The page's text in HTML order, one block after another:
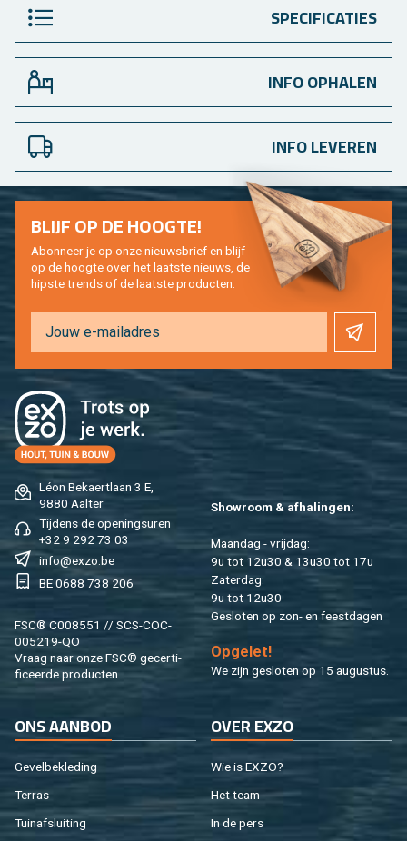
SPECIFICATIES
INFO OPHALEN
INFO LEVEREN
Léon Be­kaert­laan 3 E,
9880 Aal­ter
Tij­dens de ope­nings­uren
+32 9 292 73 03
info@​exzo.​be
BE 0688 738 206
FSC® C008551 // SCS-COC-
005219-QO
Vraag naar onze FSC® ge­cer­ti­
fi­ceer­de pro­duc­ten.
Show­room & af­ha­lin­gen:
Maan­dag - vrij­dag:
9u tot 12u30 & 13u30 tot 17u
Za­ter­dag:
9u tot 12u30
Ge­slo­ten op zon- en feest­da­gen
Op­ge­let!
We zijn ge­slo­ten op 15 au­gus­tus.
BLIJF OP DE HOOG­TE!
Abon­neer je op onze nieuws­brief en blijf
op de hoog­te over het laat­ste nieuws, de
hip­s­te trends of de laat­ste pro­duc­ten.
ONS AAN­BOD
Ge­vel­be­kle­ding
Ter­ras
Tuin­af­slui­ting
OVER EXZO
Wie is EXZO?
Het team
In de pers